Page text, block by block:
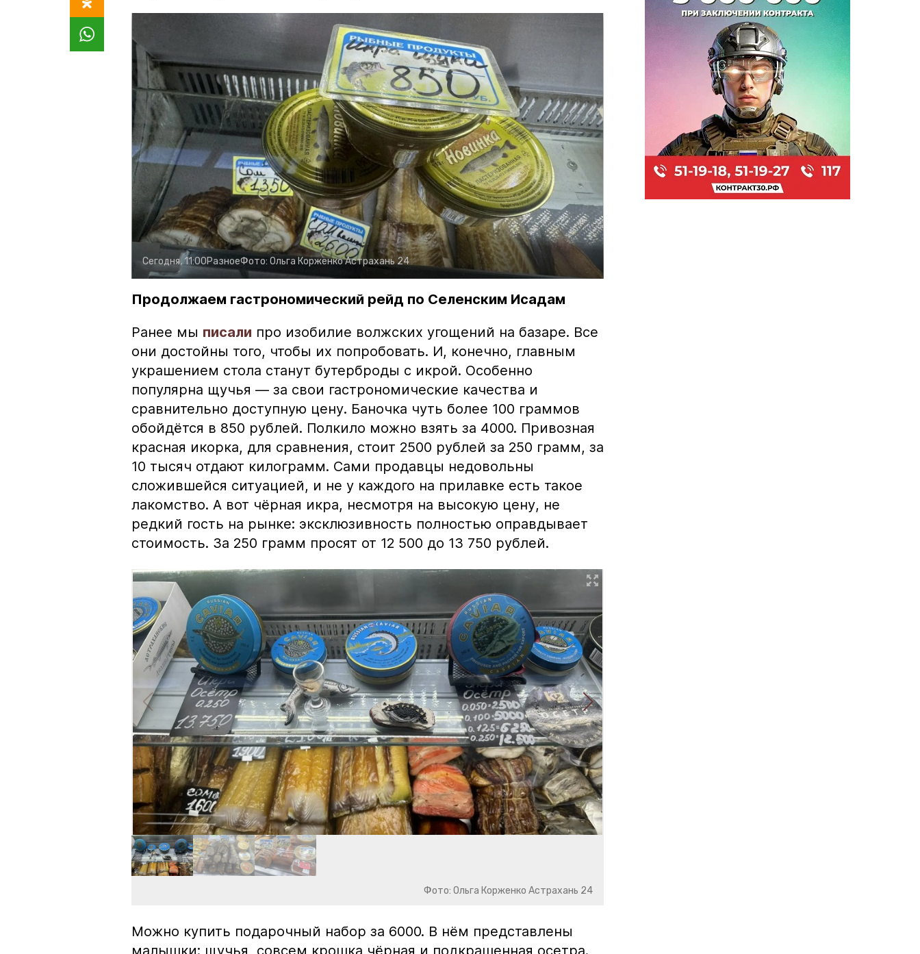
Сегодня, 11:00РазноеФото: Ольга КорженкоАстрахань 24
Продолжаем гастрономический рейд по Селенским Исадам
Ранее мы писали про изобилие волжских угощений на базаре. Все
они достойны того, чтобы их попробовать. И, конечно, главным
украшением стола станут бутерброды с икрой. Особенно
популярна щучья — за свои гастрономические качества и
сравнительно доступную цену. Баночка чуть более 100 граммов
обойдётся в 850 рублей. Полкило можно взять за 4000. Привозная
красная икорка, для сравнения, стоит 2500 рублей за 250 грамм, за
10 тысяч отдают килограмм. Сами продавцы недовольны
сложившейся ситуацией, и не у каждого на прилавке есть такое
лакомство. А вот чёрная икра, несмотря на высокую цену, не
редкий гость на рынке: эксклюзивность полностью оправдывает
стоимость. За 250 грамм просят от 12 500 до 13 750 рублей.
Фото: Ольга Корженко Астрахань 24
Можно купить подарочный набор за 6000. В нём представлены